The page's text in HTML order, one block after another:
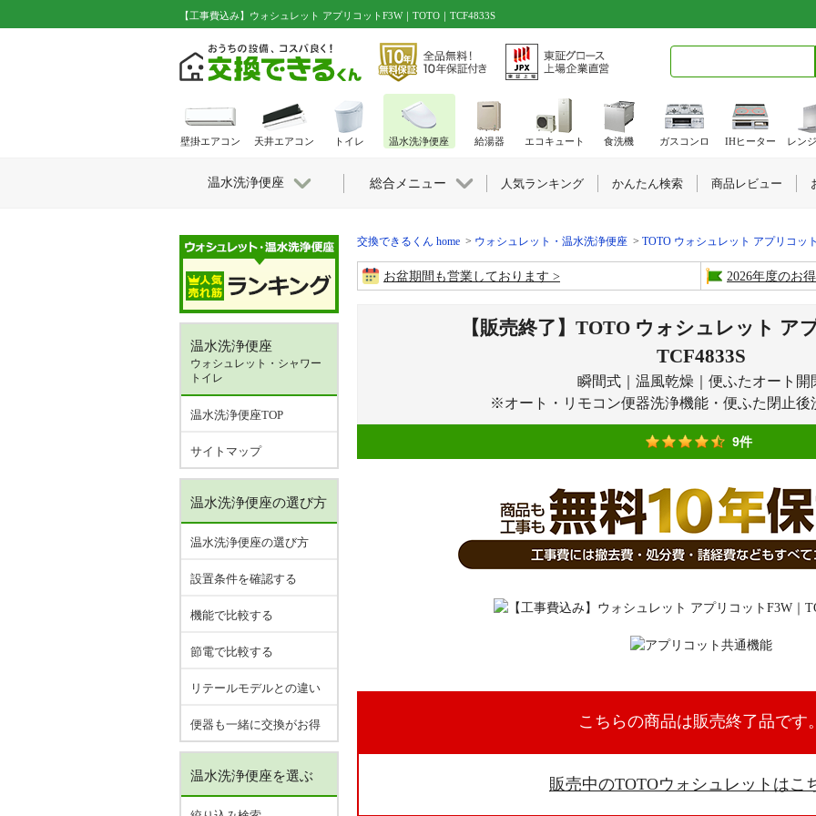
【工事費込み】ウォシュレット アプリコットF3W｜TOTO｜TCF4833S
交換できるくん home ウォシュレット・温水洗浄便座 TOTO ウォシュレット アプリコッ
お盆期間も営業しております 2026年度のお
【販売終了】TOTO ウォシュレット ア
TCF4833S
瞬間式｜温風乾燥｜便ふたオート開
※オート・リモコン便器洗浄機能・便ふた閉止後
9件
こちらの商品は販売終了品です
販売中のTOTOウォシュレットはこ
温水洗浄便座
ウォシュレット・シャワー
トイレ
温水洗浄便座TOP
サイトマップ
温水洗浄便座の選び方
温水洗浄便座の選び方
設置条件を確認する
機能で比較する
節電で比較する
リテールモデルとの違い
便器も一緒に交換がお得
温水洗浄便座を選ぶ
壁掛エアコン 天井エアコン トイレ 温水洗浄便座 給湯器 エコキュート 食洗機 ガスコンロ IHヒーター レン
温水洗浄便座 総合メニュー 人気ランキング かんたん検索 商品レビュー